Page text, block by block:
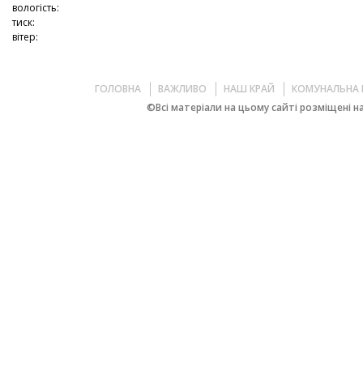
вологість:
тиск:
вітер:
ГОЛОВНА ВАЖЛИВО НАШ КРАЙ
КОМУНАЛЬНА
©Всі матеріали на цьому сайті розміщені